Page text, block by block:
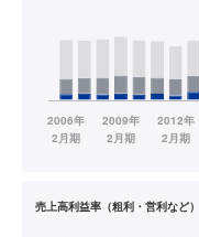
売上高利益率（粗利・営利など）